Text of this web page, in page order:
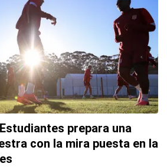
Estudiantes prepara una
con la mira puesta en la